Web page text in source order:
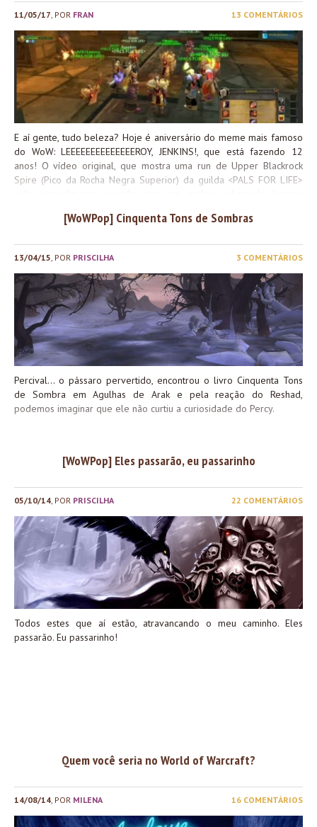
apenas para divertir o jogador que conseguir captar a “piada”.
Algumas referências são bem óbvias e conhecidas pela
comunidade (tais como as missões envolvendo Harrison Jones, em
homenagem ao personagem Indiana Jones, ou o título “Jenkins“,
obtido através da conquista Leeeeeeeeeeeeeroy…?, que vocês
sabem bem de onde saiu, né? ). Outras, no entanto, acabam
passando despercebidas e somente são descobertas muito tempo
depois de serem acrescentadas ao jogo. Pois...
11/05/17 , POR FRAN 13 COMENTÁRIOS
E aí gente, tudo beleza? Hoje é aniversário do meme mais famoso
do WoW: LEEEEEEEEEEEEEEROY, JENKINS!, que está fazendo 12
anos! O vídeo original, que mostra uma run de Upper Blackrock
Spire (Pico da Rocha Negra Superior) da guilda <PALS FOR LIFE>
(porque ele realmente queria as Dragonas do Devoto para seu set
ganhou fama imediatamente no site Warcraft Movies, um
predecessor do YouTube focado em vídeos de Warcraft e WoW. A
guilda original, <PALS FOR LIFE> no servidor Laughing Skull, ainda
existe! O vídeo foi lançado no Warcraft Movies no dia 11 de Maio
de 2005. Caso queiram ver o original em sua glória, ele ainda
existe! Desde então, o Leeroy Jenkins for imortalizado de várias
formas no universo Warcraft: Além disso, Leeroy acabou...
[WoWPop] Cinquenta Tons de Sombras
13/04/15 , POR PRISCILHA 3 COMENTÁRIOS
Percival… o pássaro pervertido, encontrou o livro Cinquenta Tons
de Sombra em Agulhas de Arak e pela reação do Reshad,
podemos imaginar que ele não curtiu a curiosidade do Percy.
[WoWPop] Eles passarão, eu passarinho
05/10/14 , POR PRISCILHA 22 COMENTÁRIOS
Todos estes que aí estão, atravancando o meu caminho. Eles
passarão. Eu passarinho!
Quem você seria no World of Warcraft?
14/08/14 , POR MILENA 16 COMENTÁRIOS